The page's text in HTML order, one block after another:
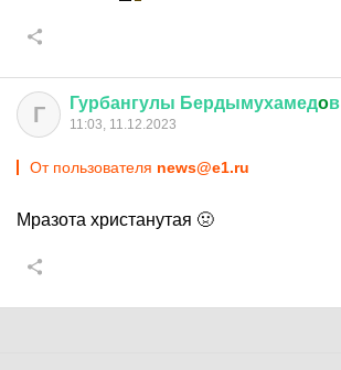
Г Гурбангулы Бердымухамедoв
11:03, 11.12.2023
От пользователя news@e1.ru
Мразота христанутая 🤢